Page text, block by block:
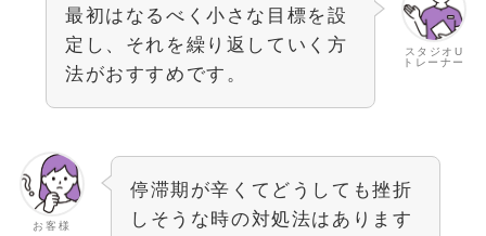
スタジオU
トレーナー
最初はなるべく小さな目標を設
定し、それを繰り返していく方
法がおすすめです。
お客様
停滞期が辛くてどうしても挫折
しそうな時の対処法はあります